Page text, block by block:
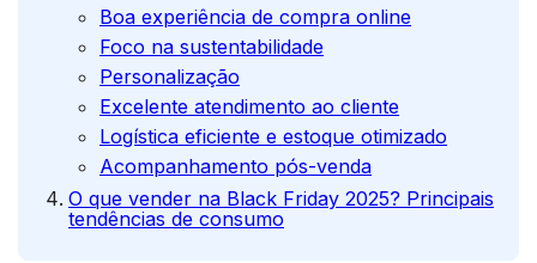
Boa experiência de compra online
Foco na sustentabilidade
Personalização
Excelente atendimento ao cliente
Logística eficiente e estoque otimizado
Acompanhamento pós-venda
O que vender na Black Friday 2025? Principais
tendências de consumo